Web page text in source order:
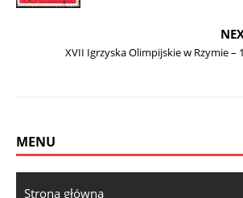
XVII Igrzyska Olimpijskie w Rzymie –
MENU
Strona główna